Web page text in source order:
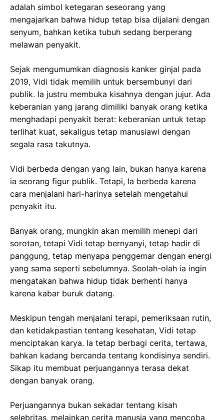
adalah simbol ketegaran seseorang yang
mengajarkan bahwa hidup tetap bisa dijalani dengan
senyum, bahkan ketika tubuh sedang berperang
melawan penyakit.
Sejak mengumumkan diagnosis kanker ginjal pada
2019, Vidi tidak memilih untuk bersembunyi dari
publik. Ia justru membuka kisahnya dengan jujur. Ada
keberanian yang jarang dimiliki banyak orang ketika
menghadapi penyakit berat: keberanian untuk tetap
terlihat kuat, sekaligus tetap manusiawi dengan
segala rasa takutnya.
Vidi berbeda dengan yang lain, bukan hanya karena
ia seorang figur publik. Tetapi, Ia berbeda karena
cara menjalani hari-harinya setelah mengetahui
penyakit itu.
Banyak orang, mungkin akan memilih menepi dari
sorotan, tetapi Vidi tetap bernyanyi, tetap hadir di
panggung, tetap menyapa penggemar dengan energi
yang sama seperti sebelumnya. Seolah-olah ia ingin
mengatakan bahwa hidup tidak berhenti hanya
karena kabar buruk datang.
Meskipun tengah menjalani terapi, pemeriksaan rutin,
dan ketidakpastian tentang kesehatan, Vidi tetap
menciptakan karya. Ia tetap berbagi cerita, tertawa,
bahkan kadang bercanda tentang kondisinya sendiri.
Sikap itu membuat perjuangannya terasa dekat
dengan banyak orang.
Perjuangannya bukan sekadar tentang kisah
selebritas, melainkan cerita manusia yang mencoba